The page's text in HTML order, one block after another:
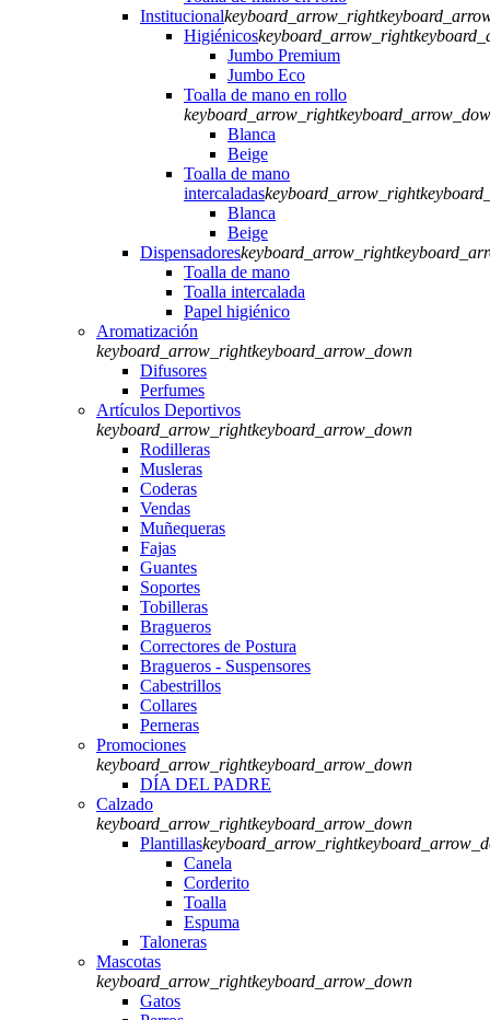
Institucionalkeyboard_arrow_right
Higiénicoskeyboard_arrow_right
Jumbo Premium
Jumbo Eco
Toalla de mano en rollo
keyboard_arrow_right
Blanca
Beige
Toalla de mano
intercaladaskeyboard_arrow_right
Blanca
Beige
Dispensadoreskeyboard_arrow_right
Toalla de mano
Toalla intercalada
Papel higiénico
Aromatización
keyboard_arrow_rightkeyboard_arrow_down
Difusores
Perfumes
Artículos Deportivos
keyboard_arrow_rightkeyboard_arrow_down
Rodilleras
Musleras
Coderas
Vendas
Muñequeras
Fajas
Guantes
Soportes
Tobilleras
Bragueros
Correctores de Postura
Bragueros - Suspensores
Cabestrillos
Collares
Perneras
Promociones
keyboard_arrow_rightkeyboard_arrow_down
DÍA DEL PADRE
Calzado
keyboard_arrow_rightkeyboard_arrow_down
Plantillaskeyboard_arrow_right
Canela
Corderito
Toalla
Espuma
Taloneras
Mascotas
keyboard_arrow_rightkeyboard_arrow_down
Gatos